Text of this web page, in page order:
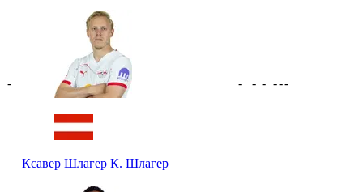
-
Ксавер Шлагер К. Шлагер
- - - ---